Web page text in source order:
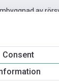
Consent
av